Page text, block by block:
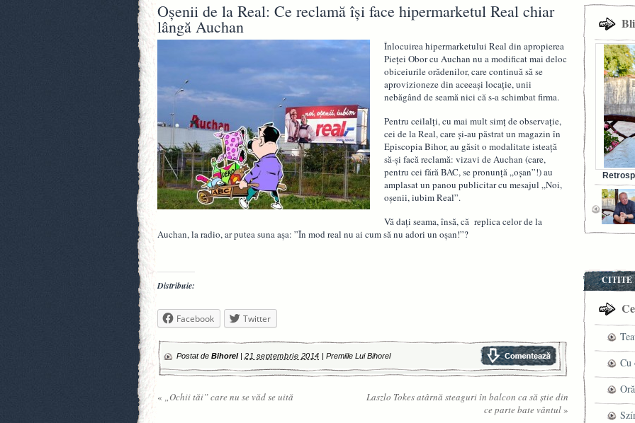
Oşenii de la Real: Ce reclamă îşi face hipermarketul Real chiar
lângă Auchan
Înlocuirea hipermarketului Real din apropierea
Pieţei Obor cu Auchan nu a modificat mai deloc
obiceiurile orădenilor, care continuă să se
aprovizioneze din aceeaşi locaţie, unii
nebăgând de seamă nici că s-a schimbat firma.
Pentru ceilalţi, cu mai mult simţ de observaţie,
cei de la Real, care şi-au păstrat un magazin în
Episcopia Bihor, au găsit o modalitate isteaţă
să-şi facă reclamă: vizavi de Auchan (care,
pentru cei fără BAC, se pronunţă „oşan”!) au
amplasat un panou publicitar cu mesajul „Noi,
oşenii, iubim Real”.
Vă daţi seama, însă, că replica celor de la
Auchan, la radio, ar putea suna aşa: ”În mod real nu ai cum să nu adori un oşan!”?
Distribuie:
Facebook Twitter
Postat de Bihorel| 21 septembrie 2014 | Premiile Lui Bihorel
« „Ochii tăi” care nu se văd se uită
Laszlo Tokes atârnă steaguri în balcon ca să ştie din
ce parte bate vântul»
Bunul
CITITE
Cu